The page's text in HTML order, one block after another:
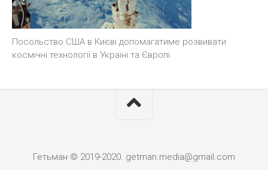
Посольство США в Києві допомагатиме розвивати
космічні технології в Україні та Європі
Гетьман © 2019-2020. getman.media@gmail.com